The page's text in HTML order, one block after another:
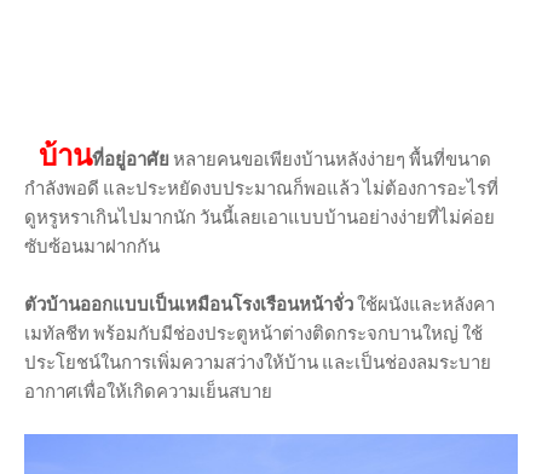
บ้านที่อยู่อาศัย หลายคนขอเพียงบ้านหลังง่ายๆ พื้นที่ขนาด
กำลังพอดี และประหยัดงบประมาณก็พอแล้ว ไม่ต้องการอะไรที่
ดูหรูหราเกินไปมากนัก วันนี้เลยเอาแบบบ้านอย่างง่ายที่ไม่ค่อย
ซับซ้อนมาฝากกัน
ตัวบ้านออกแบบเป็นเหมือนโรงเรือนหน้าจั่วใช้ผนังและหลังคา
เมทัลชีท พร้อมกับมีช่องประตูหน้าต่างติดกระจกบานใหญ่ ใช้
ประโยชน์ในการเพิ่มความสว่างให้บ้าน และเป็นช่องลมระบาย
อากาศเพื่อให้เกิดความเย็นสบาย